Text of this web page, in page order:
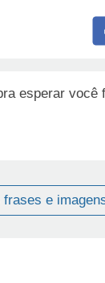
esperar você
frases e